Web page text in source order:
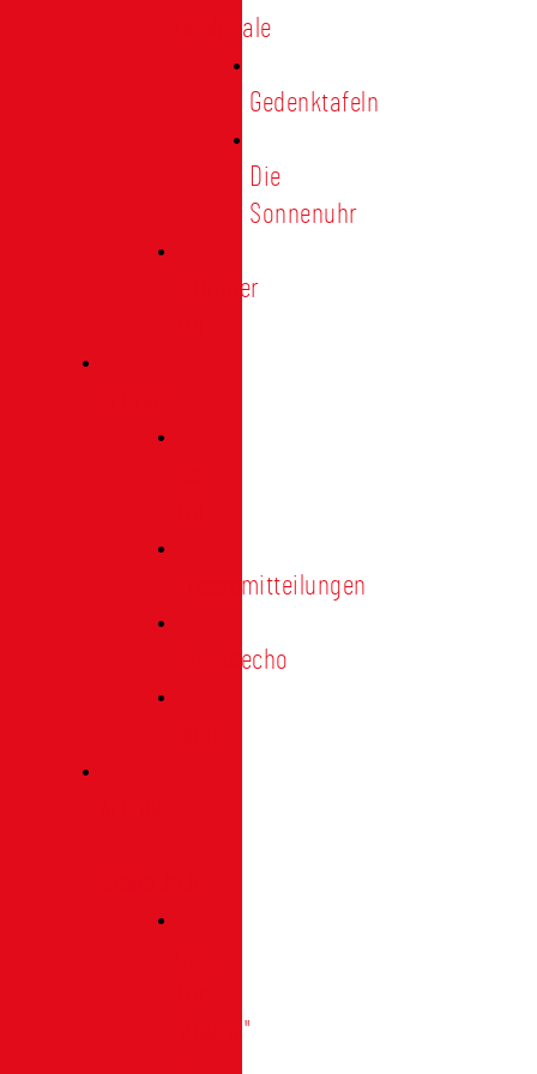
Denkmale
Gedenktafeln
Die
Sonnenuhr
Ratinger
Pressemitteilungen
Presseecho
"digital"